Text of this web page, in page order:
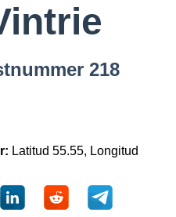
218
Latitud 55.55, Longitud